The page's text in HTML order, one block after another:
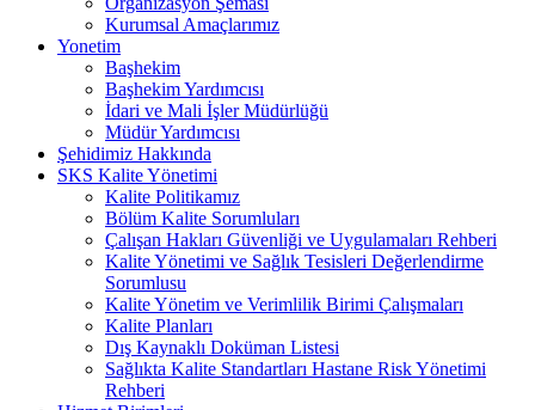
Kurumsal Amaçlarımız
Yonetim
Başhekim
Başhekim Yardımcısı
İdari ve Mali İşler Müdürlüğü
Müdür Yardımcısı
Şehidimiz Hakkında
SKS Kalite Yönetimi
Kalite Politikamız
Bölüm Kalite Sorumluları
Çalışan Hakları Güvenliği ve Uygulamaları Rehberi
Kalite Yönetimi ve Sağlık Tesisleri Değerlendirme
Sorumlusu
Kalite Yönetim ve Verimlilik Birimi Çalışmaları
Kalite Planları
Dış Kaynaklı Doküman Listesi
Sağlıkta Kalite Standartları Hastane Risk Yönetimi
Rehberi